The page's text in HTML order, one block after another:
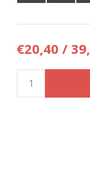
€20,40 /